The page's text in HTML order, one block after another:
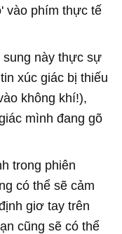
vào phím thực tế
sung này thực sự
xúc giác bị thiếu
không khí!),
mình đang gõ
trong phiên
có thể sẽ cảm
giơ tay trên
cũng sẽ có thể